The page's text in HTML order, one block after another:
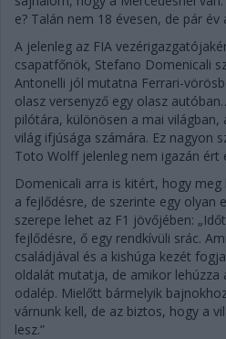
e? Talán nem 18 évesen, de pár év
A jelenleg az FIA
csapatfőnök, Stefano Domenicali
Antonelli jól mutatna Ferrari-
olasz versenyző egy olasz
pilótára, különösen a mai
világ ifjúsága számára. Ez nagyon
Toto Wolff jelenleg nem igazán ért
Domenicali arra is kitért, hogy
a fejlődésre, de szerinte egy olyan
szerepe lehet az F1 jövőjében:
fejlődésre, ő egy rendkívüli srác.
családjával és a kishúga kezét
oldalát mutatja, de amikor lehúzza
odalép. Mielőtt bármelyik
várnunk kell, de az biztos, hogy a
lesz.”